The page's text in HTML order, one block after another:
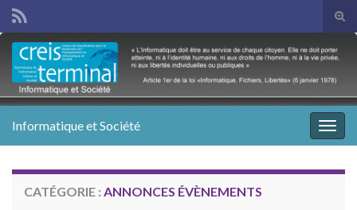
Search for:
Informatique et Société
CATÉGORIE : ANNONCES ÉVÈNEMENTS